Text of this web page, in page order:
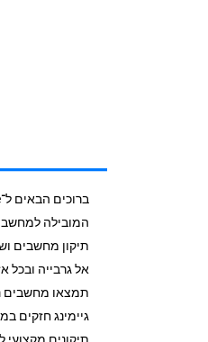
המובילה
תיקון מחשבים
אל גרבייה ובכל
תמצאו מחשבים
גיימינג חזקים